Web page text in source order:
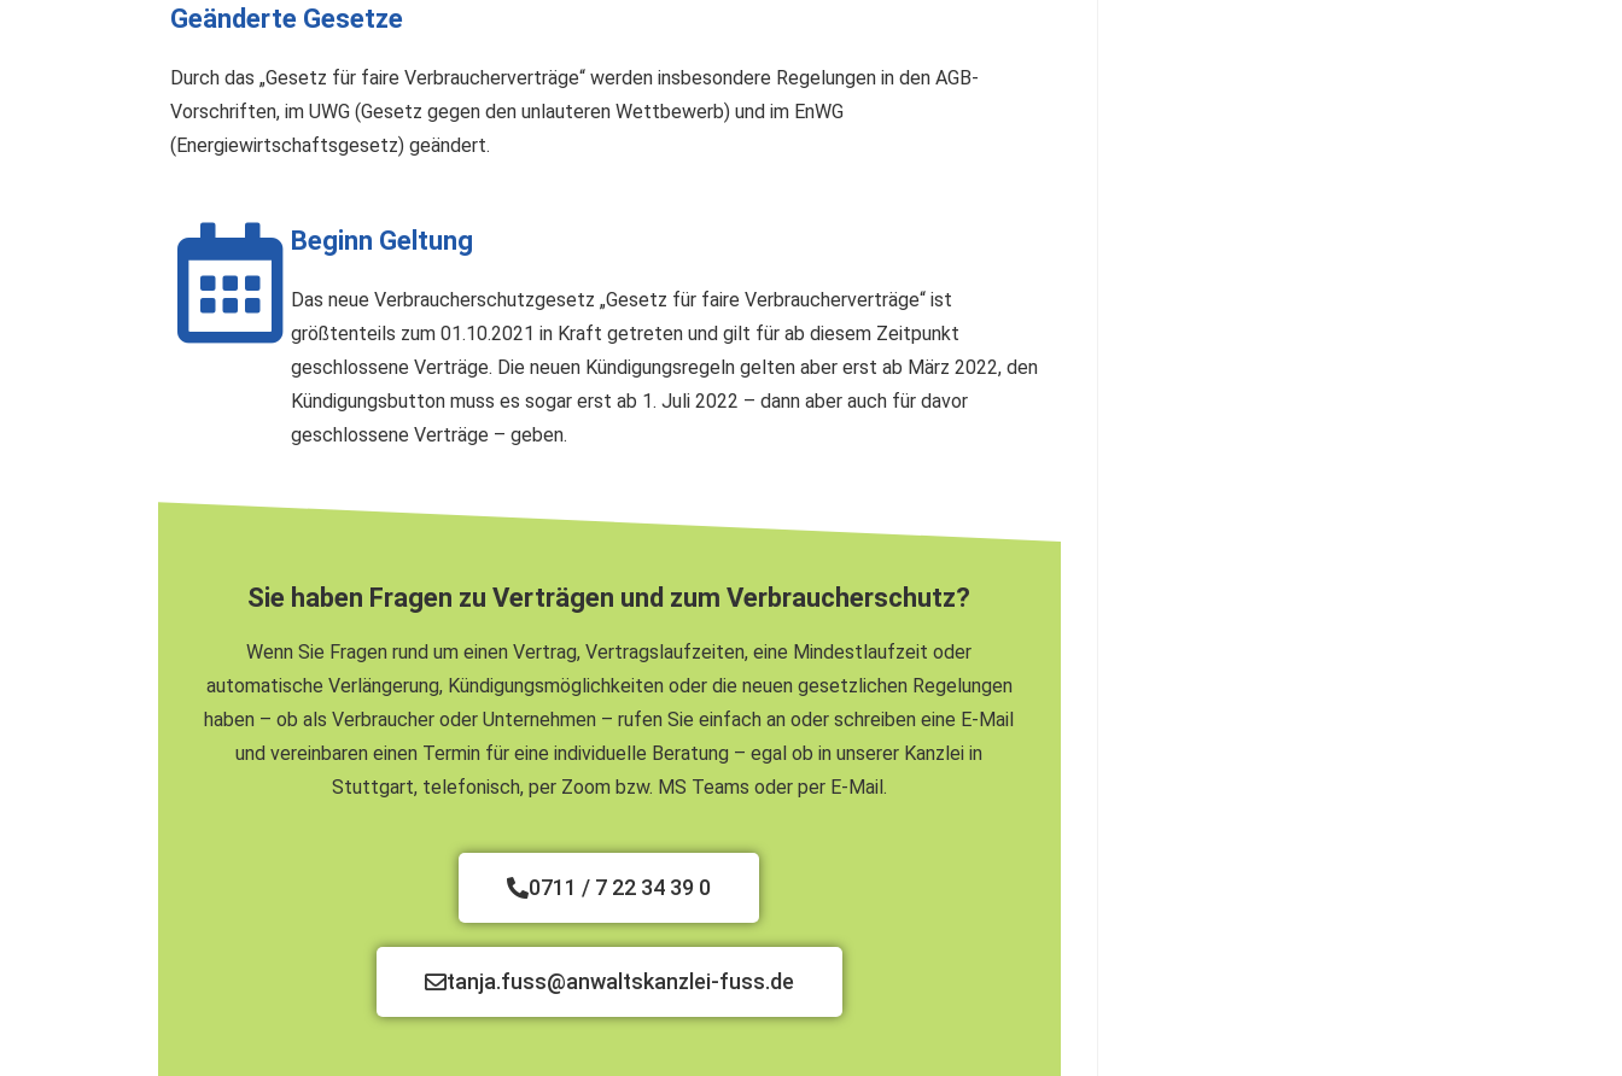
Geänderte Gesetze
Durch das „Gesetz für faire Verbraucherverträge“ werden insbesondere Regelungen in den AGB-
Vorschriften, im UWG (Gesetz gegen den unlauteren Wettbewerb) und im EnWG
(Energiewirtschaftsgesetz) geändert.
Beginn Geltung
Das neue Verbraucherschutzgesetz „Gesetz für faire Verbraucherverträge“ ist
größtenteils zum 01.10.2021 in Kraft getreten und gilt für ab diesem Zeitpunkt
geschlossene Verträge. Die neuen Kündigungsregeln gelten aber erst ab März 2022, den
Kündigungsbutton muss es sogar erst ab 1. Juli 2022 – dann aber auch für davor
geschlossene Verträge – geben.
Sie haben Fragen zu Verträgen und zum Verbraucherschutz?
Wenn Sie Fragen rund um einen Vertrag, Vertragslaufzeiten, eine Mindestlaufzeit oder
automatische Verlängerung, Kündigungsmöglichkeiten oder die neuen gesetzlichen Regelungen
haben – ob als Verbraucher oder Unternehmen – rufen Sie einfach an oder schreiben eine E-Mail
und vereinbaren einen Termin für eine individuelle Beratung – egal ob in unserer Kanzlei in
Stuttgart, telefonisch, per Zoom bzw. MS Teams oder per E-Mail.
0711 / 7 22 34 39 0
tanja.fuss@anwaltskanzlei-fuss.de